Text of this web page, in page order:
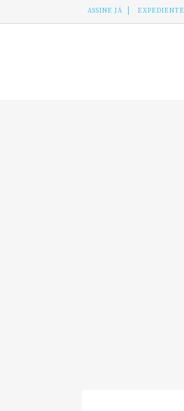
ASSINE JÁ EXPEDIENTE